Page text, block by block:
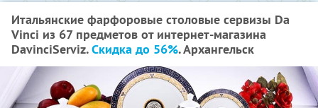
Итальянские фарфоровые столовые сервизы Da
Vinci из 67 предметов от интернет-магазина
DavinciServiz.Скидка до 56%. Архангельск